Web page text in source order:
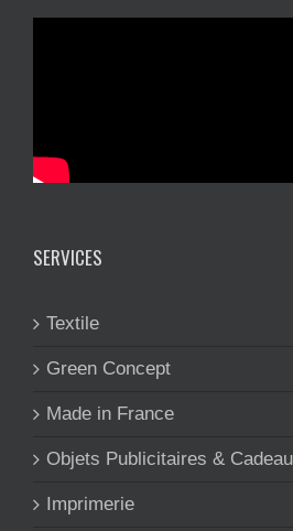
SERVICES
Textile
Green Concept
Made in France
Objets Publicitaires &
Imprimerie